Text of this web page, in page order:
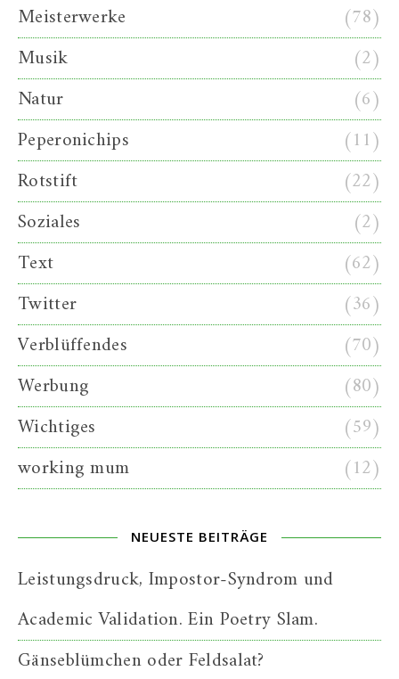
Meisterwerke
(78)
Musik
(2)
Natur
(6)
Peperonichips
(11)
Rotstift
(22)
Soziales
(2)
Text
(62)
Twitter
(36)
Verblüffendes
(70)
Werbung
(80)
Wichtiges
(59)
working mum
(12)
NEUESTE BEITRÄGE
Leistungsdruck, Impostor-Syndrom und
Academic Validation. Ein Poetry Slam.
Gänseblümchen oder Feldsalat?